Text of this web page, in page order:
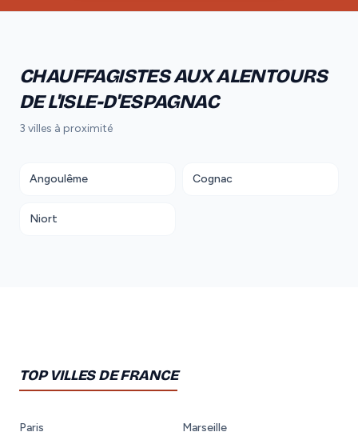
CHAUFFAGISTES AUX ALENTOURS
DE L'ISLE-D'ESPAGNAC
3 villes à proximité
Angoulême Cognac
Niort
TOP VILLES DE FRANCE
Paris Marseille